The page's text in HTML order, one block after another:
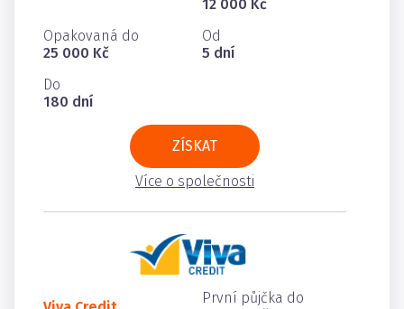
12 000 Kč
Opakovaná do
25 000 Kč
Od
5 dní
Do
180 dní
ZÍSKAT
Více o společnosti
První půjčka do